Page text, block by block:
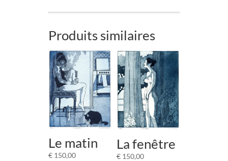
Produits similaires
Le matin
€150,00
La fenêtre
€ 150,00